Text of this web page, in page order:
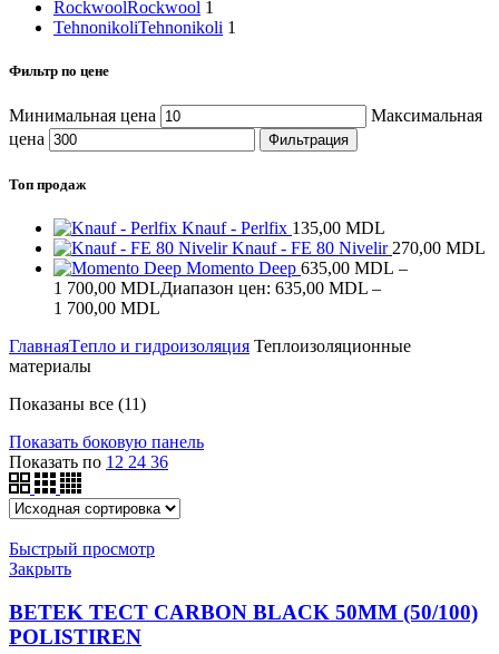
RockwoolRockwool 1
TehnonikoliTehnonikoli 1
Фильтр по цене
Минимальная цена
Максимальная
цена
Фильтрация
Топ продаж
Knauf - Perlfix 135,00 MDL
Knauf - FE 80 Nivelir 270,00 MDL
Momento Deep 635,00 MDL –
1 700,00 MDLДиапазон цен: 635,00 MDL –
1 700,00 MDL
ГлавнаяTепло и гидроизоляция Теплоизоляционные
материалы
Показаны все (11)
Показать боковую панель
Показать по 12 24 36
Быстрый просмотр
Закрыть
BETEK TECT CARBON BLACK 50MM (50/100)
POLISTIREN